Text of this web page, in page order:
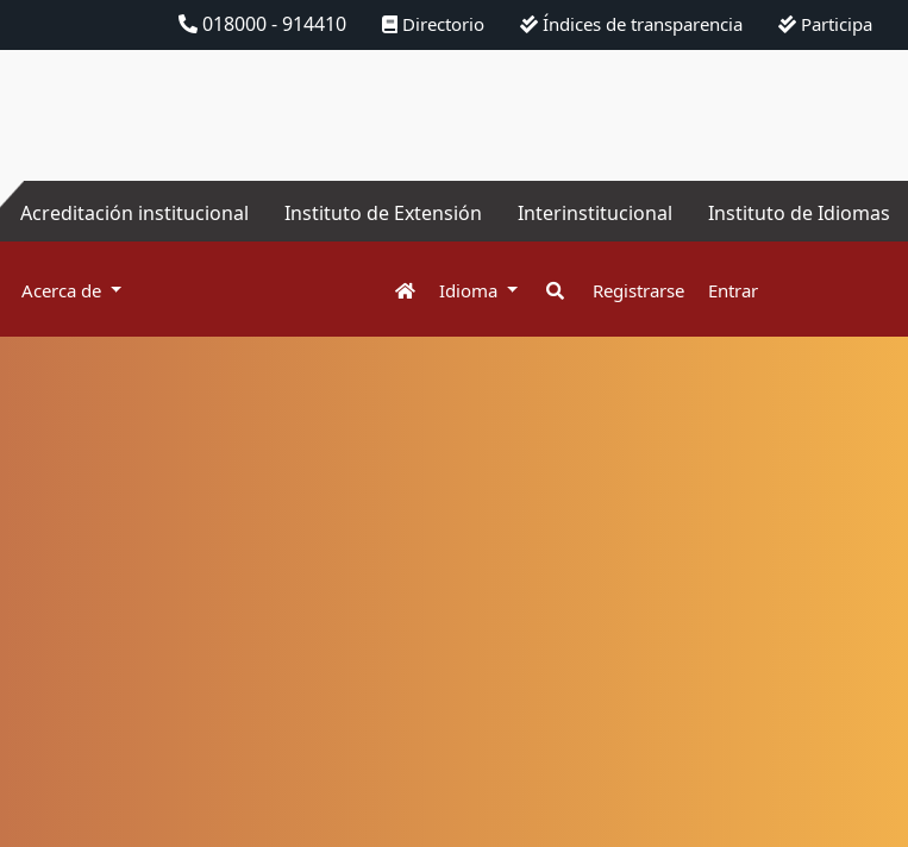
018000 - 914410 Directorio Índices de transparencia Participa
Acreditación institucional Instituto de Extensión Interinstitucional Instituto de Idiomas
Acerca de Idioma Registrarse Entrar